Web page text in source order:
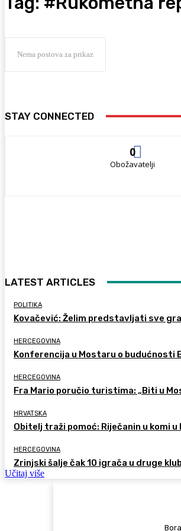
Nema postova za prikaz
STAY CONNECTED
0
Obožavatelji
LATEST ARTICLES
POLITIKA
Kovačević: Želim predstavljati sve
HERCEGOVINA
Konferencija u Mostaru o budućnosti
HERCEGOVINA
Fra Mario poručio turistima: „Biti u
HRVATSKA
Obitelj traži pomoć: Riječanin u komi
HERCEGOVINA
Zrinjski šalje čak 10 igrača u druge
Učitaj više